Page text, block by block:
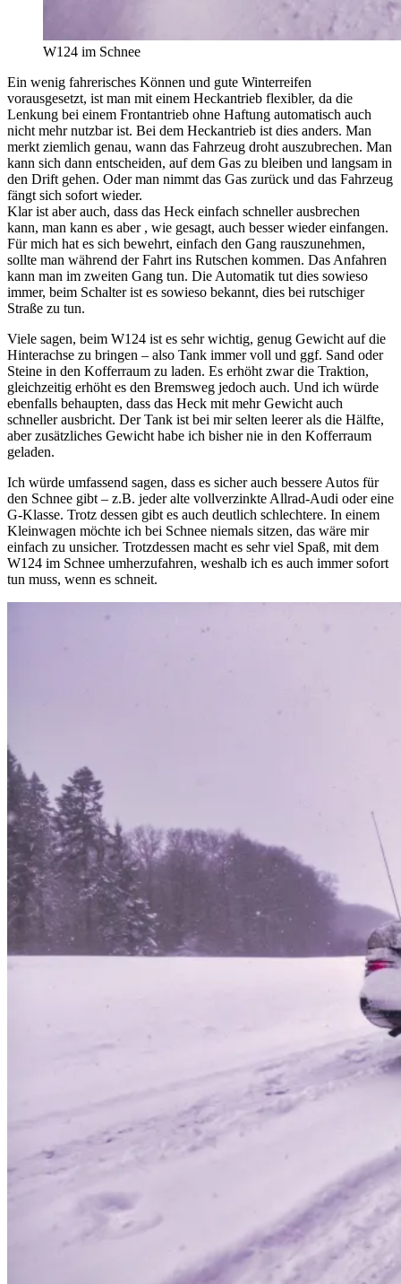
W124 im Schnee
Ein wenig fahrerisches Können und gute Winterreifen
vorausgesetzt, ist man mit einem Heckantrieb flexibler, da die
Lenkung bei einem Frontantrieb ohne Haftung automatisch auch
nicht mehr nutzbar ist. Bei dem Heckantrieb ist dies anders. Man
merkt ziemlich genau, wann das Fahrzeug droht auszubrechen. Man
kann sich dann entscheiden, auf dem Gas zu bleiben und langsam in
den Drift gehen. Oder man nimmt das Gas zurück und das Fahrzeug
fängt sich sofort wieder.
Klar ist aber auch, dass das Heck einfach schneller ausbrechen
kann, man kann es aber , wie gesagt, auch besser wieder einfangen.
Für mich hat es sich bewehrt, einfach den Gang rauszunehmen,
sollte man während der Fahrt ins Rutschen kommen. Das Anfahren
kann man im zweiten Gang tun. Die Automatik tut dies sowieso
immer, beim Schalter ist es sowieso bekannt, dies bei rutschiger
Straße zu tun.
Viele sagen, beim W124 ist es sehr wichtig, genug Gewicht auf die
Hinterachse zu bringen – also Tank immer voll und ggf. Sand oder
Steine in den Kofferraum zu laden. Es erhöht zwar die Traktion,
gleichzeitig erhöht es den Bremsweg jedoch auch. Und ich würde
ebenfalls behaupten, dass das Heck mit mehr Gewicht auch
schneller ausbricht. Der Tank ist bei mir selten leerer als die Hälfte,
aber zusätzliches Gewicht habe ich bisher nie in den Kofferraum
geladen.
Ich würde umfassend sagen, dass es sicher auch bessere Autos für
den Schnee gibt – z.B. jeder alte vollverzinkte Allrad-Audi oder eine
G-Klasse. Trotz dessen gibt es auch deutlich schlechtere. In einem
Kleinwagen möchte ich bei Schnee niemals sitzen, das wäre mir
einfach zu unsicher. Trotzdessen macht es sehr viel Spaß, mit dem
W124 im Schnee umherzufahren, weshalb ich es auch immer sofort
tun muss, wenn es schneit.